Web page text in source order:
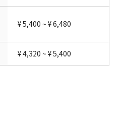
¥ 5,400 ~ ¥ 6,480
¥ 4,320 ~ ¥ 5,400